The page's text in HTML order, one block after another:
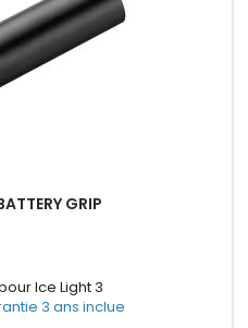
GRIP
Ice Light 3
3 ans inclue